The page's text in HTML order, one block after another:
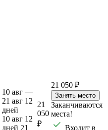
10 авг —
21 авг 12
дней
10 авг 12
дней 21
21
050
₽
21 050 ₽
Занять место
Заканчиваются
места!
Входит в